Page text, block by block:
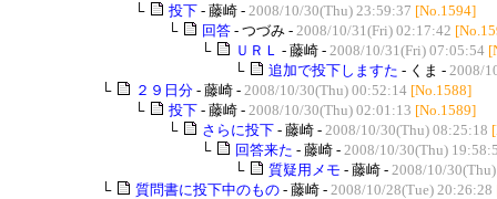
└
投下 - 藤崎 - 2008/10/30(Thu) 23:59:37 [No.1594]
└
回答 - つづみ - 2008/10/31(Fri) 02:17:42
└
ＵＲＬ - 藤崎 - 2008/10/31(Fri) 07:05:54
└
追加で投下しますた - くま - 2008/
└
２９日分 - 藤崎 - 2008/10/30(Thu) 00:52:14 [No.1588]
└
投下 - 藤崎 - 2008/10/30(Thu) 02:01:13 [No.1589]
└
さらに投下 - 藤崎 - 2008/10/30(Thu) 08:25:18
└
回答来た - 藤崎 - 2008/10/30(Thu)
└
質疑用メモ - 藤崎 - 2008/10/
└
質問書に投下中のもの - 藤崎 - 2008/10/28(Tue) 20:26:28